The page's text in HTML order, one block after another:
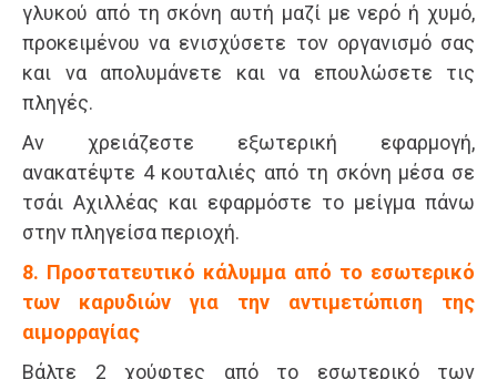
γλυκού από τη σκόνη αυτή μαζί με νερό ή χυμό,
προκειμένου να ενισχύσετε τον οργανισμό σας
και να απολυμάνετε και να επουλώσετε τις
πληγές.
Αν χρειάζεστε εξωτερική εφαρμογή,
ανακατέψτε 4 κουταλιές από τη σκόνη μέσα σε
τσάι Αχιλλέας και εφαρμόστε το μείγμα πάνω
στην πληγείσα περιοχή.
8. Προστατευτικό κάλυμμα από το εσωτερικό
των καρυδιών για την αντιμετώπιση της
αιμορραγίας
Βάλτε 2 χούφτες από το εσωτερικό των